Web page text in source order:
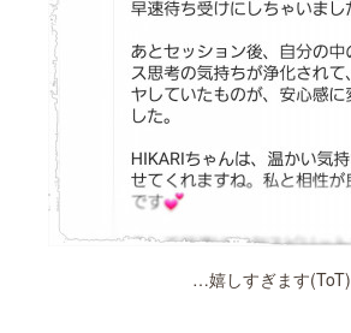
…嬉しすぎます(ToT)